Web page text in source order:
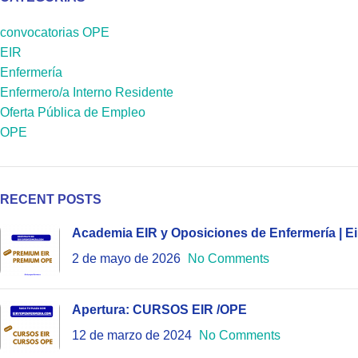
convocatorias OPE
EIR
Enfermería
Enfermero/a Interno Residente
Oferta Pública de Empleo
OPE
RECENT POSTS
Academia EIR y Oposiciones de Enfermería |
2 de mayo de 2026
No Comments
Apertura: CURSOS EIR /OPE
12 de marzo de 2024
No Comments